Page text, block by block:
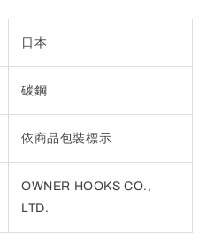
日本
碳鋼
依商品包裝標示
OWNER HOOKS CO.,
LTD.